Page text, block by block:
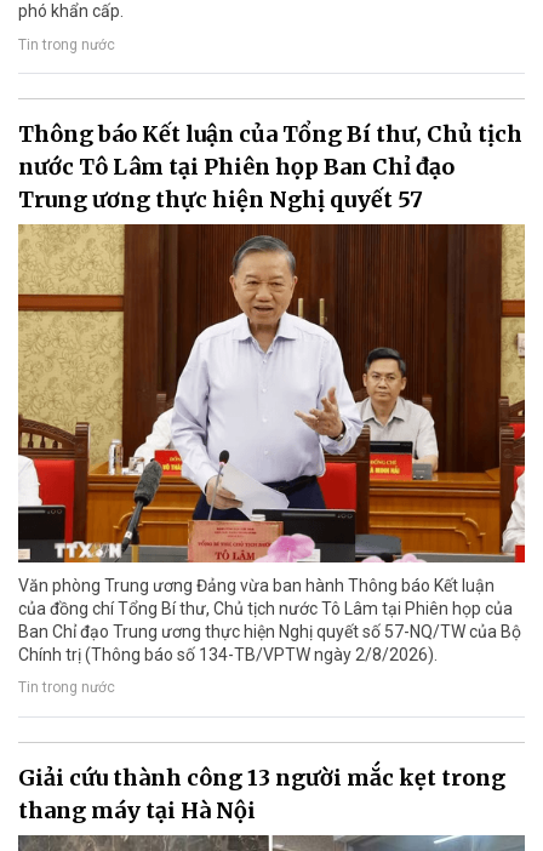
phó khẩn cấp.
Tin trong nước
Thông báo Kết luận của Tổng Bí thư, Chủ tịch
nước Tô Lâm tại Phiên họp Ban Chỉ đạo
Trung ương thực hiện Nghị quyết 57
Văn phòng Trung ương Đảng vừa ban hành Thông báo Kết luận
của đồng chí Tổng Bí thư, Chủ tịch nước Tô Lâm tại Phiên họp của
Ban Chỉ đạo Trung ương thực hiện Nghị quyết số 57-NQ/TW của Bộ
Chính trị (Thông báo số 134-TB/VPTW ngày 2/8/2026).
Tin trong nước
Giải cứu thành công 13 người mắc kẹt trong
thang máy tại Hà Nội